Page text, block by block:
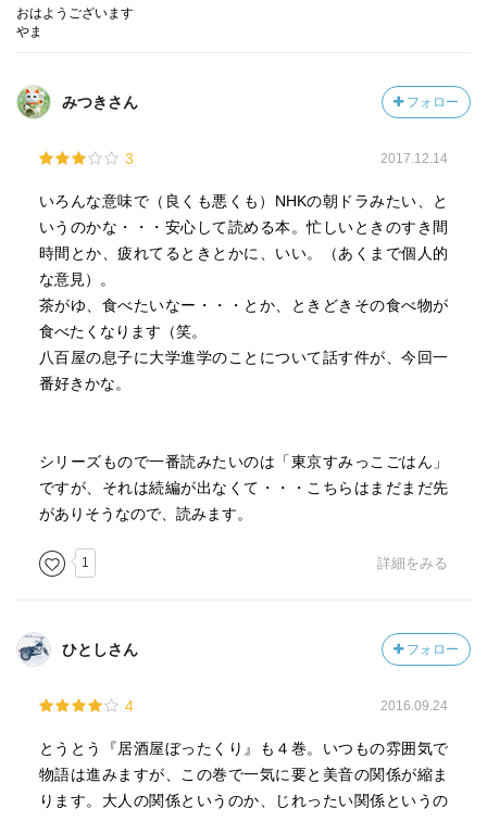
おはようございます
やま
みつきさん フォロー
3 2017.12.14
いろんな意味で（良くも悪くも）NHKの朝ドラみたい、と
いうのかな・・・安心して読める本。忙しいときのすき間
時間とか、疲れてるときとかに、いい。（あくまで個人的
な意見）。
茶がゆ、食べたいなー・・・とか、ときどきその食べ物が
食べたくなります（笑。
八百屋の息子に大学進学のことについて話す件が、今回一
番好きかな。
シリーズもので一番読みたいのは「東京すみっこごはん」
ですが、それは続編が出なくて・・・こちらはまだまだ先
がありそうなので、読みます。
1 詳細をみる
ひとしさん フォロー
4 2016.09.24
とうとう『居酒屋ぼったくり』も４巻。いつもの雰囲気で
物語は進みますが、この巻で一気に要と美音の関係が縮ま
ります。大人の関係というのか、じれったい関係というの